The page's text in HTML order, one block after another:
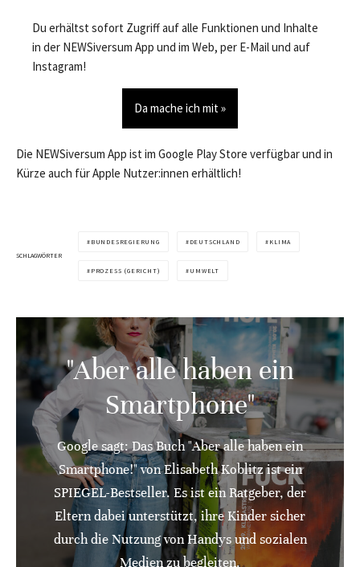
Du erhältst sofort Zugriff auf alle Funktionen und Inhalte
in der NEWSiversum App und im Web, per E-Mail und auf
Instagram!
Da mache ich mit »
Die NEWSiversum App ist im Google Play Store verfügbar und in
Kürze auch für Apple Nutzer:innen erhältlich!
SCHLAGWÖRTER
BUNDESREGIERUNG DEUTSCHLAND KLIMA
PROZESS (GERICHT) UMWELT
"Aber alle haben ein
Smartphone"
Google sagt: Das Buch "Aber alle haben ein
Smartphone!" von Elisabeth Koblitz ist ein
SPIEGEL-Bestseller. Es ist ein Ratgeber, der
Eltern dabei unterstützt, ihre Kinder sicher
durch die Nutzung von Handys und sozialen
Medien zu begleiten.